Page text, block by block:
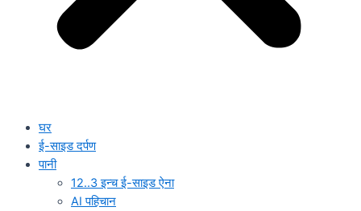
घर
ई-साइड दर्पण
पानी
12..3 इन्च ई-साइड ऐना
AI पहिचान